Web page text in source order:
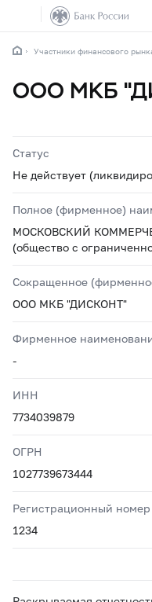
Участники финансового
ООО МКБ
Статус
Не действует
Полное (фирменное)
МОСКОВСКИЙ
(общество с
Сокращенное
ООО МКБ "ДИСКОНТ"
Фирменное
-
ИНН
7734039879
ОГРН
1027739673444
Регистрационный номер
1234